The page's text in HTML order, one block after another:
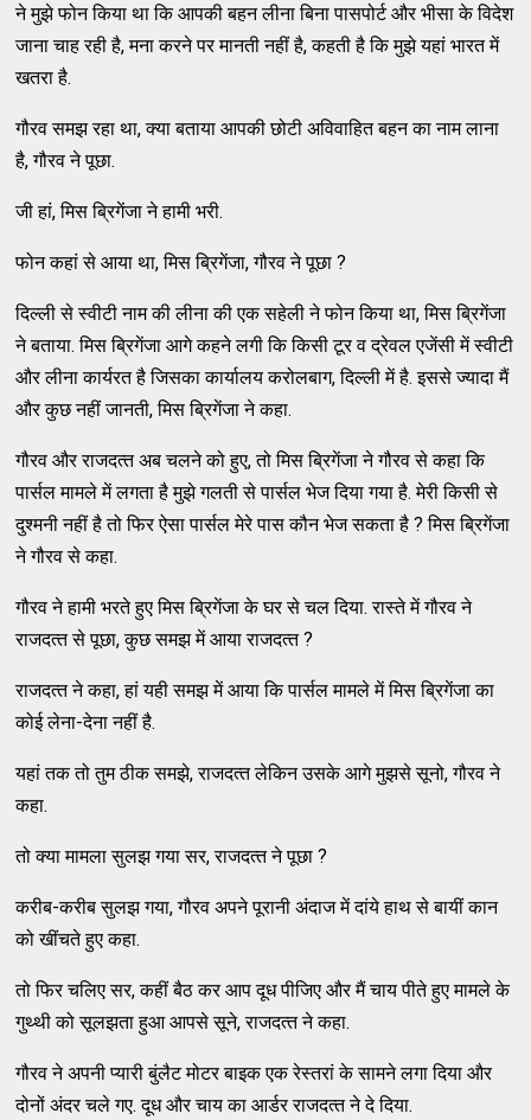
ने मुझे फोन किया था कि आपकी बहन लीना बिना पासपोर्ट और भीसा के विदेश
जाना चाह रही है, मना करने पर मानती नहीं है, कहती है कि मुझे यहां भारत में
खतरा है.
गौरव समझ रहा था, क्‍या बताया आपकी छोटी अविवाहित बहन का नाम लाना
है, गौरव ने पूछा.
जी हां, मिस ब्रिगेंजा ने हामी भरी.
फोन कहां से आया था, मिस ब्रिगेंजा, गौरव ने पूछा ?
दिल्‍ली से स्‍वीटी नाम की लीना की एक सहेली ने फोन किया था, मिस ब्रिगेंजा
ने बताया. मिस ब्रिगेंजा आगे कहने लगी कि किसी टूर व द्रेवल एजेंसी में स्‍वीटी
और लीना कार्यरत है जिसका कार्यालय करोलबाग, दिल्‍ली में है. इससे ज्‍यादा मैं
और कुछ नहीं जानती, मिस ब्रिगेंजा ने कहा.
गौरव और राजदत्‍त अब चलने को हुए, तो मिस ब्रिगेंजा ने गौरव से कहा कि
पार्सल मामले में लगता है मुझे गलती से पार्सल भेज दिया गया है. मेरी किसी से
दुश्‍मनी नहीं है तो फिर ऐसा पार्सल मेरे पास कौन भेज सकता है ? मिस ब्रिगेंजा
ने गौरव से कहा.
गौरव ने हामी भरते हुए मिस ब्रिगेंजा के घर से चल दिया. रास्‍ते में गौरव ने
राजदत्‍त से पूछा, कुछ समझ में आया राजदत्‍त ?
राजदत्‍त ने कहा, हां यही समझ में आया कि पार्सल मामले में मिस ब्रिगेंजा का
कोई लेना-देना नहीं है.
यहां तक तो तुम ठीक समझे, राजदत्‍त लेकिन उसके आगे मुझसे सूनो, गौरव ने
कहा.
तो क्‍या मामला सुलझ गया सर, राजदत्‍त ने पूछा ?
करीब-करीब सुलझ गया, गौरव अपने पूरानी अंदाज में दांये हाथ से बायीं कान
को खींचते हुए कहा.
तो फिर चलिए सर, कहीं बैठ कर आप दूध पीजिए और मैं चाय पीते हुए मामले के
गुथ्‍थी को सूलझता हुआ आपसे सूने, राजदत्‍त ने कहा.
गौरव ने अपनी प्‍यारी बुंलैट मोटर बाइक एक रेस्‍तरां के सामने लगा दिया और
दोनों अंदर चले गए. दूध और चाय का आर्डर राजदत्‍त ने दे दिया.